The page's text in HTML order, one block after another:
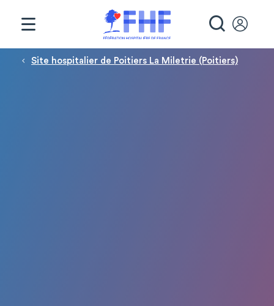
Fil d'Ariane
Site hospitalier de Poitiers La Miletrie (Poitiers)
Panneau de gestion des cookies